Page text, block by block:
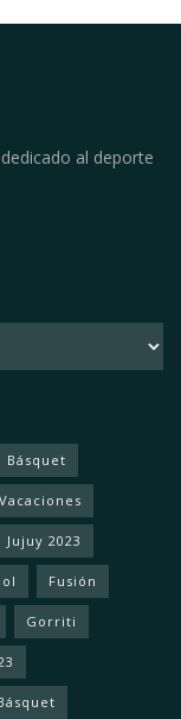
al deporte
Básquet
Jujuy 2023
Fusión
Gorriti